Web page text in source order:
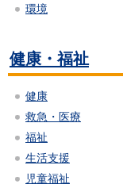
環境
健康・福祉
健康
救急・医療
福祉
生活支援
児童福祉